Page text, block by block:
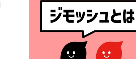
格改定
2026年6月23日 公告一覧（市
内業者対象）を更新しまし